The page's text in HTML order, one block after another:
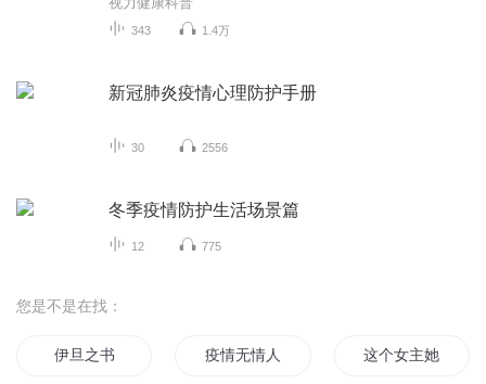
343 1.4万
新冠肺炎疫情心理防护手册
30 2556
冬季疫情防护生活场景篇
12 775
您是不是在找：
伊旦之书 疫情无情人有情 这个女主她稳了